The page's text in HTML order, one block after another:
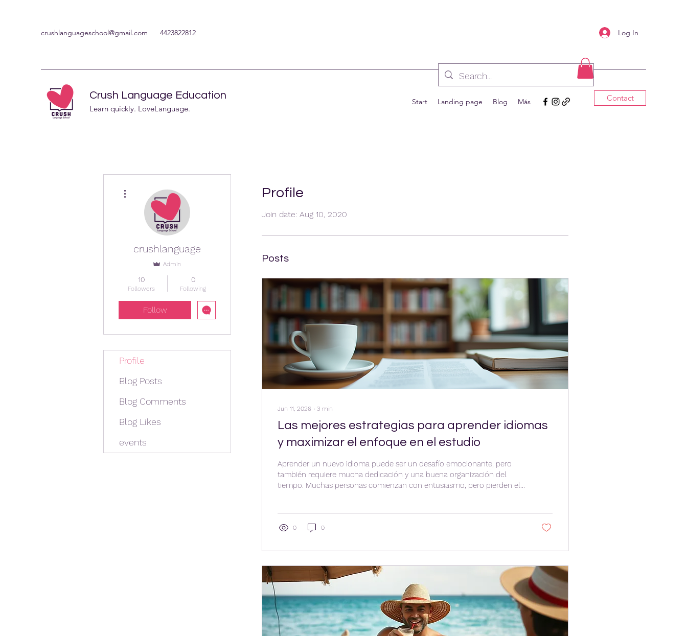
crushlanguageschool@gmail.com 4423822812 Log In
Crush Language Education
Learn quickly. LoveLanguage.
Start Landing page Blog Más Contact
Profile
Join date: Aug 10, 2020
Posts
Jun 11, 2026 ∙ 3 min
Las mejores estrategias para aprender idiomas
y maximizar el enfoque en el estudio
Aprender un nuevo idioma puede ser un desafío emocionante, pero
también requiere mucha dedicación y una buena organización del
tiempo. Muchas personas comienzan con entusiasmo, pero pierden el
inteligente de los tiempos de descanso para mejorar el enfoque y
0 0
crushlanguage
Admin
10
Followers
0
Following
Follow
Profile
Blog Posts
Blog Comments
Blog Likes
events